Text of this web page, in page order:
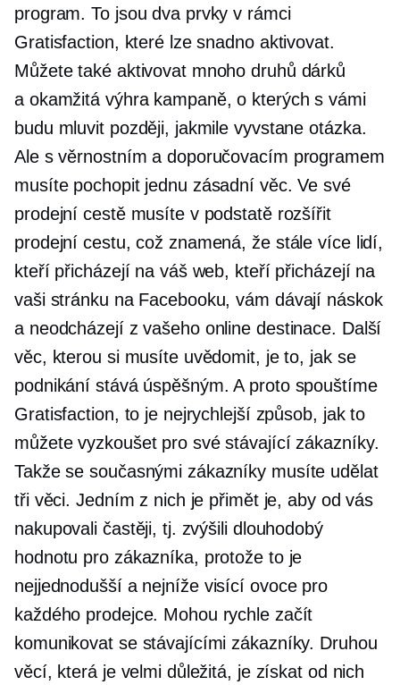
program. To jsou dva prvky v rámci
Gratisfaction, které lze snadno aktivovat.
Můžete také aktivovat mnoho druhů dárků
a okamžitá výhrakampaně, o kterých s vámi
budu mluvit později, jakmile vyvstane otázka.
Ale s věrnostním a doporučovacím programem
musíte pochopit jednu zásadní věc. Ve své
prodejní cestě musíte v podstatě rozšířit
prodejní cestu, což znamená, že stále více lidí,
kteří přicházejí na váš web, kteří přicházejí na
vaši stránku na Facebooku, vám dávají náskok
a neodcházejí z vašeho online destinace. Další
věc, kterou si musíte uvědomit, je to, jak se
podnikání stává úspěšným. A proto spouštíme
Gratisfaction, to je nejrychlejší způsob, jak to
můžete vyzkoušet pro své stávající zákazníky.
Takže se současnými zákazníky musíte udělat
tři věci. Jedním z nich je přimět je, aby od vás
nakupovali častěji, tj. zvýšili dlouhodobý
hodnotu pro zákazníka, protože to je
nejjednodušší a nejníže visící ovoce pro
každého prodejce. Mohou rychle začít
komunikovat se stávajícími zákazníky. Druhou
věcí, která je velmi důležitá, je získat od nich